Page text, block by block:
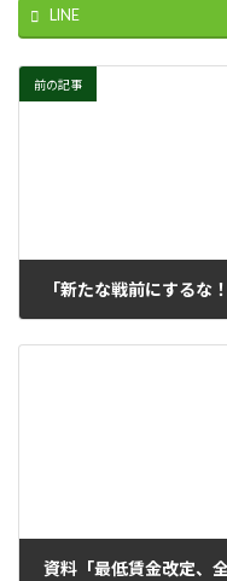
LINE
前の記事